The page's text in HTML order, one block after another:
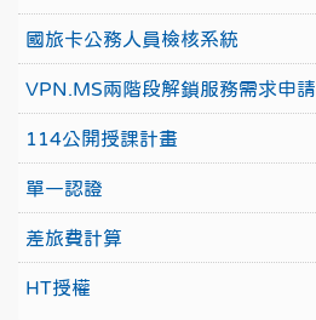
國旅卡公務人員檢核系統
VPN.MS兩階段解鎖服務需求申請
114公開授課計畫
單一認證
差旅費計算
HT授權